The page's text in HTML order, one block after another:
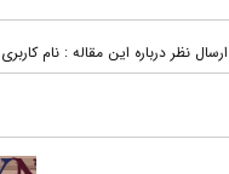
ارسال نظر درباره این مقاله : نام